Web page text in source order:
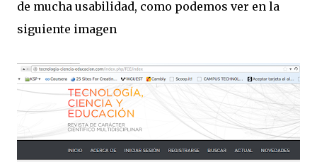
de mucha usabilidad, como podemos ver en la
siguiente imagen